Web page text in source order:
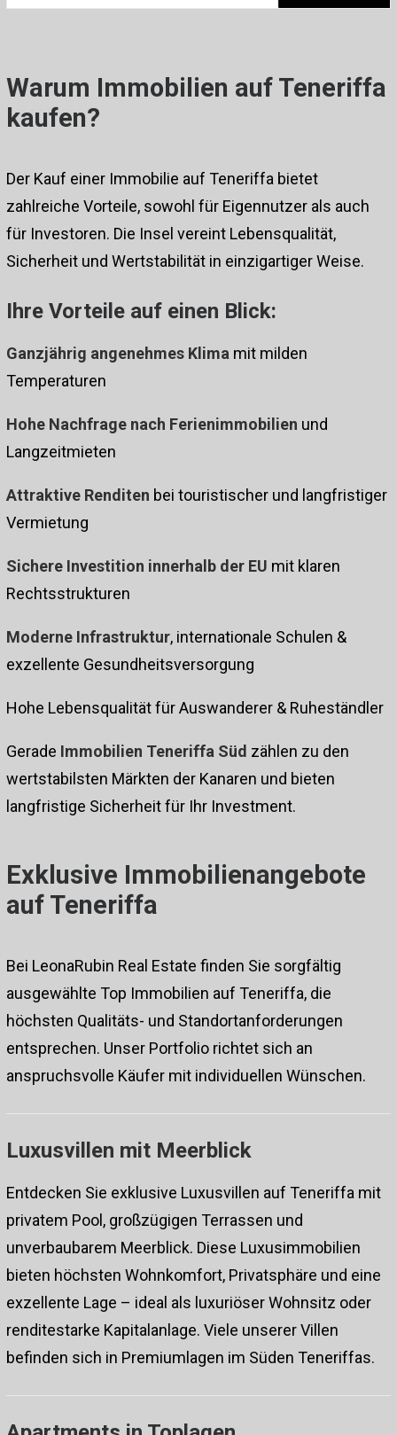
Warum Immobilien auf Teneriffa
kaufen?
Der Kauf einer Immobilie auf Teneriffa bietet
zahlreiche Vorteile, sowohl für Eigennutzer als auch
für Investoren. Die Insel vereint Lebensqualität,
Sicherheit und Wertstabilität in einzigartiger Weise.
Ihre Vorteile auf einen Blick:
Ganzjährig angenehmes Klima mit milden
Temperaturen
Hohe Nachfrage nach Ferienimmobilien und
Langzeitmieten
Attraktive Renditen bei touristischer und langfristiger
Vermietung
Sichere Investition innerhalb der EU mit klaren
Rechtsstrukturen
Moderne Infrastruktur, internationale Schulen &
exzellente Gesundheitsversorgung
Hohe Lebensqualität für Auswanderer & Ruheständler
Gerade Immobilien Teneriffa Süd zählen zu den
wertstabilsten Märkten der Kanaren und bieten
langfristige Sicherheit für Ihr Investment.
Exklusive Immobilienangebote
auf Teneriffa
Bei LeonaRubin Real Estate finden Sie sorgfältig
ausgewählte Top Immobilien auf Teneriffa, die
höchsten Qualitäts- und Standortanforderungen
entsprechen. Unser Portfolio richtet sich an
anspruchsvolle Käufer mit individuellen Wünschen.
Luxusvillen mit Meerblick
Entdecken Sie exklusive Luxusvillen auf Teneriffa mit
privatem Pool, großzügigen Terrassen und
unverbaubarem Meerblick. Diese Luxusimmobilien
bieten höchsten Wohnkomfort, Privatsphäre und eine
exzellente Lage – ideal als luxuriöser Wohnsitz oder
renditestarke Kapitalanlage. Viele unserer Villen
befinden sich in Premiumlagen im Süden Teneriffas.